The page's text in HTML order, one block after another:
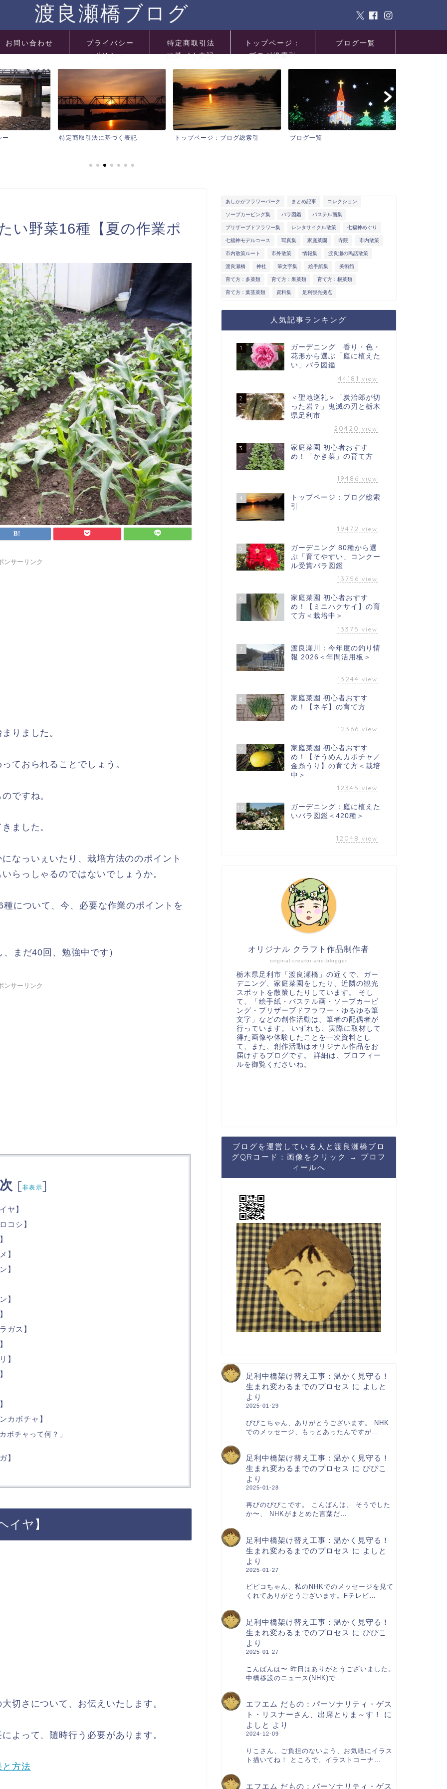
渡良瀬橋ブログ
お問い合わせ
プライバシー
ポリシー
特定商取引法
に基づく表記
トップページ：
ブログ総索引
ブログ一覧
表記 トップページ：ブログ総索引 ブログ一覧 サイトマップ
い野菜16種【夏の作業ポ
ンサーリンク
りました。
ておられることでしょう。
ですね。
ました。
なっいぇいたり、栽培方法ののポイント
らっしゃるのではないでしょうか。
について、今、必要な作業のポイントを
まだ40回、勉強中です）
ンサーリンク
[非表示]
ヤ】
コシ】
】
】
】
ガス】
】
カボチャ】
ボチャって何？」
】
イヤ】
切さについて、お伝えいたします。
よって、随時行う必要があります。
と方法
あしかがフラワーパーク まとめ記事 コレクション
ソープカービング集 バラ図鑑 パステル画集
プリザーブドフラワー集 レンタサイクル散策 七福神めぐり
七福神モデルコース 写真集 家庭菜園 寺院 市内散策
市内散策ルート 市外散策 情報集 渡良瀬の民話散策
渡良瀬橋 神社 筆文字集 絵手紙集 美術館
育て方：多菜類 育て方：果菜類 育て方：根菜類
育て方：葉茎菜類 資料集 足利観光拠点
人気記事ランキング
1
ガーデニング 香り・色・
花形から選ぶ「庭に植えた
い」バラ図鑑
44181 view
2
＜聖地巡礼＞「炭治郎が切
った岩？」鬼滅の刃と栃木
県足利市
20420 view
3
家庭菜園 初心者おすす
め！「かき菜」の育て方
19486 view
4
トップページ：ブログ総索
引
19472 view
5
ガーデニング 80種から選
ぶ「育てやすい」コンクー
ル受賞バラ図鑑
13756 view
6
家庭菜園 初心者おすす
め！【ミニハクサイ】の育
て方＜栽培中＞
13375 view
7
渡良瀬川：今年度の釣り情
報 2026＜年間活用板＞
13244 view
8
家庭菜園 初心者おすす
め！【ネギ】の育て方
12366 view
9
家庭菜園 初心者おすす
め！【そうめんカボチャ／
金糸うり】の育て方＜栽培
中＞
12345 view
10
ガーデニング：庭に植えた
いバラ図鑑＜420種＞
12048 view
original-creator-and-blogger
オリジナル クラフト作品制作者
栃木県足利市「渡良瀬橋」の近くで、ガー
デニング、家庭菜園をしたり、近隣の観光
スポットを散策したりしています。 そし
て、「絵手紙・パステル画・ソープカービ
ング・プリザーブドフラワー・ゆるゆる筆
文字」などの創作活動は、筆者の配偶者が
行っています。 いずれも、実際に取材して
得た画像や体験したことを一次資料とし
て、また、創作活動はオリジナル作品をお
届けするブログです。 詳細は、プロフィー
ルを御覧くださいね。
ブログを運営している人と渡良瀬橋ブロ
グQRコード：画像をクリック → プロフ
ィールへ
足利中橋架け替え工事：温かく見守る！
生まれ変わるまでのプロセス に よしと
より
2025-01-29
ぴぴこちゃん、ありがとうございます。 NHK
でのメッセージ、もっとあったんですが…
足利中橋架け替え工事：温かく見守る！
生まれ変わるまでのプロセス に ぴぴこ
より
2025-01-28
再びのぴぴこです。 こんばんは。 そうでした
か〜、 NHKがまとめた言葉だ…
足利中橋架け替え工事：温かく見守る！
生まれ変わるまでのプロセス に よしと
より
2025-01-27
ピピコちゃん、私のNHKでのメッセージを見て
くれてありがとうございます。Fテレビ…
足利中橋架け替え工事：温かく見守る！
生まれ変わるまでのプロセス に ぴぴこ
より
2025-01-27
こんばんは〜 昨日はありがとうございました。
中橋移設のニュース(NHK)で…
エフエム だもの：パーソナリティ・ゲス
ト・リスナーさん、出席とりま～す！
に
よしと
より
2024-12-09
りこさん、ご負担のないよう、お気軽にイラス
ト描いてね！ ところで、イラストコーナ…
エフエム だもの：パーソナリティ・ゲス